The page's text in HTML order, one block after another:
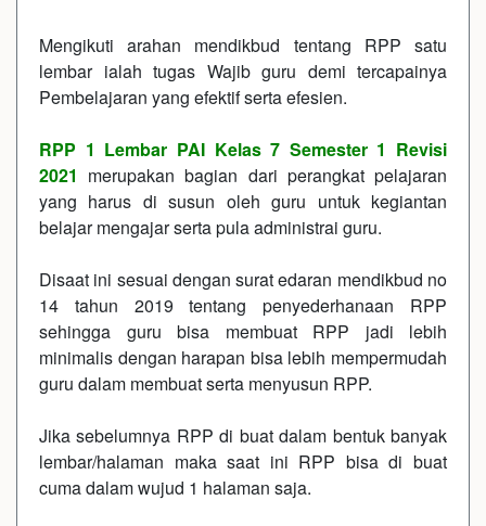
Mengikuti arahan mendikbud tentang RPP satu
lembar ialah tugas Wajib guru demi tercapainya
Pembelajaran yang efektif serta efesien.
RPP 1 Lembar PAI Kelas 7 Semester 1 Revisi
2021 merupakan bagian dari perangkat pelajaran
yang harus di susun oleh guru untuk kegiantan
belajar mengajar serta pula administrai guru.
Disaat ini sesuai dengan surat edaran mendikbud no
14 tahun 2019 tentang penyederhanaan RPP
sehingga guru bisa membuat RPP jadi lebih
minimalis dengan harapan bisa lebih mempermudah
guru dalam membuat serta menyusun RPP.
Jika sebelumnya RPP di buat dalam bentuk banyak
lembar/halaman maka saat ini RPP bisa di buat
cuma dalam wujud 1 halaman saja.